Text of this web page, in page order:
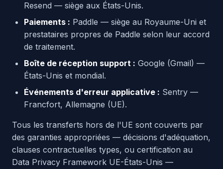
Resend — siège aux États-Unis.
Paiements : Paddle — siège au Royaume-Uni et
prestataires propres de Paddle selon leur accord
de traitement.
Boîte de réception support : Google (Gmail) —
États-Unis et mondial.
Événements d'erreur applicative : Sentry —
Francfort, Allemagne (UE).
Tous les transferts hors de l'UE sont couverts par
des garanties appropriées — décisions d'adéquation,
clauses contractuelles types, ou certification au
Data Privacy Framework UE-États-Unis —